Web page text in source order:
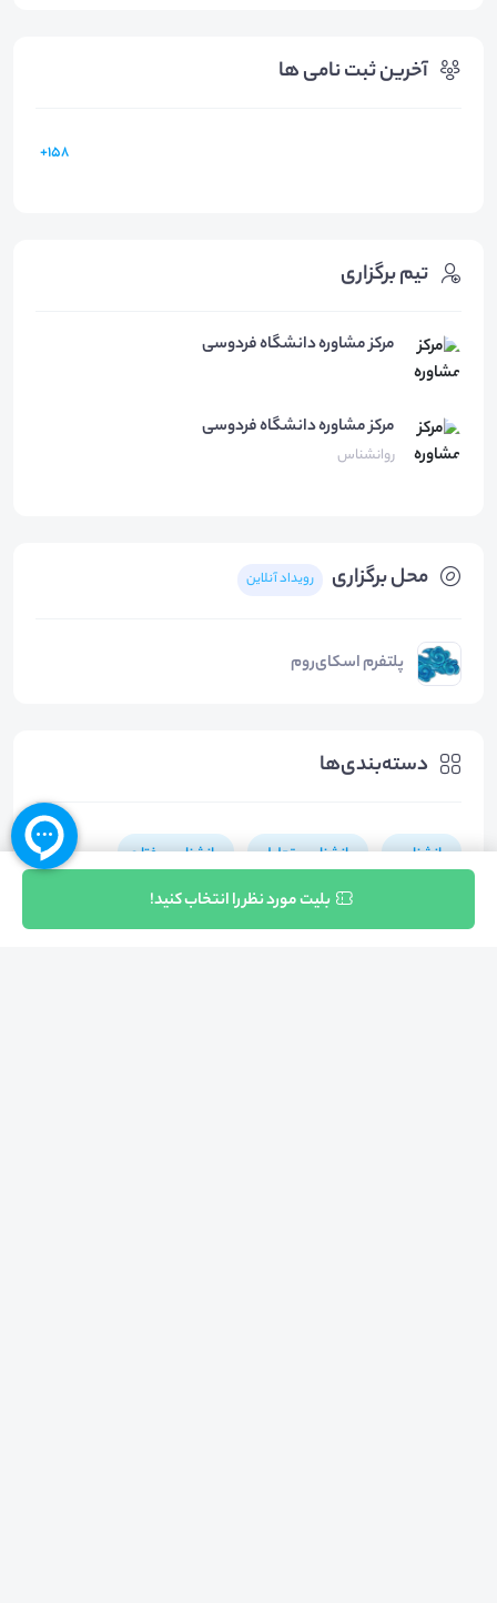
آخرین ثبت نامی ها
158+
محل برگزاری رویداد آنلاین
پلتفرم اسکای‌روم
دسته‌بندی‌ها
روانشناسی روانشناسی تحلیلی روانشناسی رفتاری
تیم برگزاری
مرکز مشاوره دانشگاه فردوسی
مرکز مشاورهدانشگاه فردوسی
روانشناس
بلیت مورد نظر را انتخاب کنید!